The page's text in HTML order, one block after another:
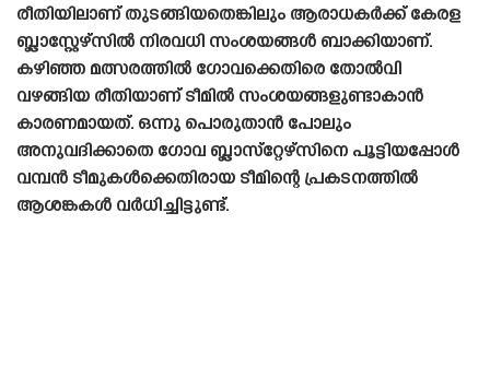
രീതിയിലാണ് തുടങ്ങിയതെങ്കിലും ആരാധകർക്ക് കേരള
ബ്ലാസ്റ്റേഴ്‌സിൽ നിരവധി സംശയങ്ങൾ ബാക്കിയാണ്.
കഴിഞ്ഞ മത്സരത്തിൽ ഗോവക്കെതിരെ തോൽവി
വഴങ്ങിയ രീതിയാണ് ടീമിൽ സംശയങ്ങളുണ്ടാകാൻ
കാരണമായത്. ഒന്നു പൊരുതാൻ പോലും
അനുവദിക്കാതെ ഗോവ ബ്ലാസ്‌റ്റേഴ്‌സിനെ പൂട്ടിയപ്പോൾ
വമ്പൻ ടീമുകൾക്കെതിരായ ടീമിന്റെ പ്രകടനത്തിൽ
ആശങ്കകൾ വർധിച്ചിട്ടുണ്ട്.